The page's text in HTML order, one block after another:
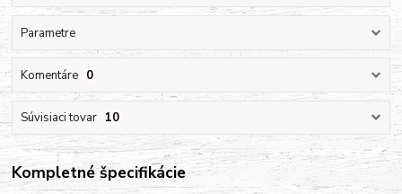
Parametre
Komentáre 0
Súvisiaci tovar 10
Kompletné špecifikácie